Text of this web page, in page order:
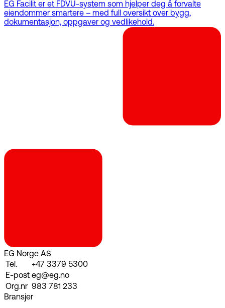
EG Facilit er et FDVU-system som hjelper deg å forvalte
eiendommer smartere – med full oversikt over bygg,
dokumentasjon, oppgaver og vedlikehold.
EG Norge AS
Tel.
+47 3379 5300
E-post eg@eg.no
Org.nr 983 781 233
Bransjer